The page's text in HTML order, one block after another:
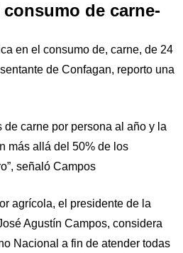
de carne-
en el consumo de, carne, de 24
de Confagan, reporto una
de carne por persona al año y la
más allá del 50% de los
señaló Campos
agrícola, el presidente de la
Agustín Campos, considera
Nacional a fin de atender todas